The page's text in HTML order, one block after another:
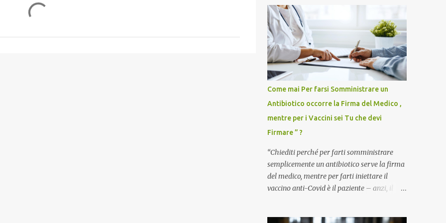
Come mai Per farsi Somministrare un
Antibiotico occorre la Firma del Medico ,
mentre per i Vaccini sei Tu che devi
Firmare ” ?
“Chiediti perché per farti somministrare
semplicemente un antibiotico serve la firma
del medico, mentre per farti iniettare il
vaccino anti-Covid è il paziente – anzi, il